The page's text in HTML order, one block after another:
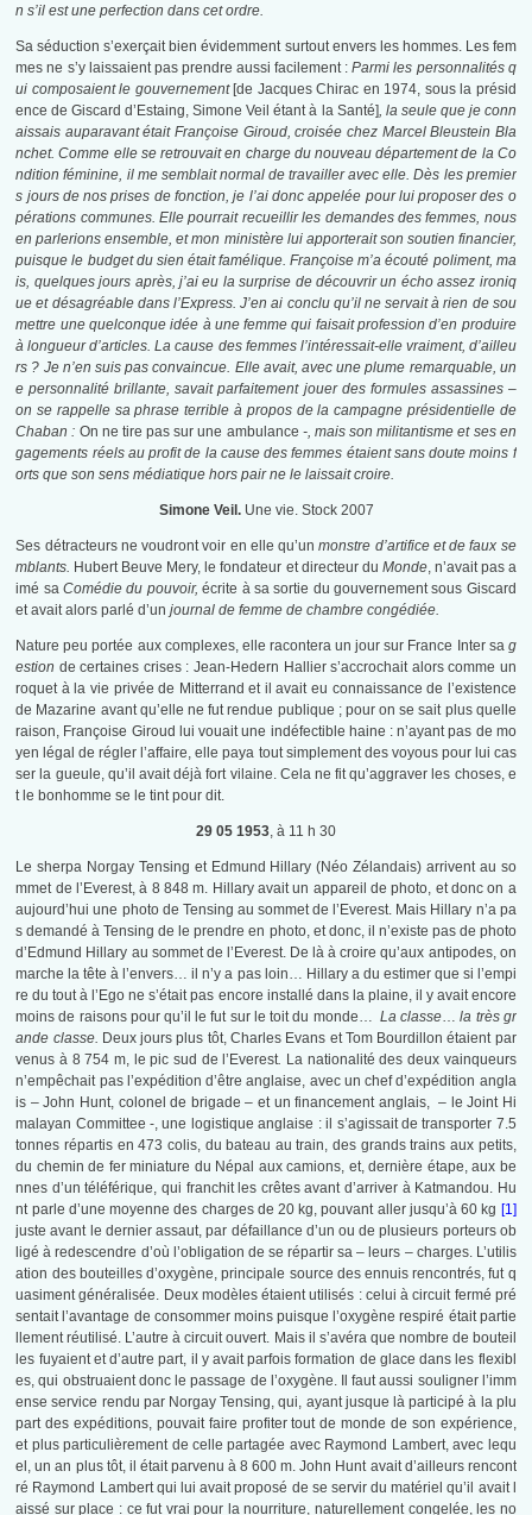
n s’il est une perfection dans cet ordre.
Sa séduction s’exerçait bien évidemment surtout envers les hommes. Les fem
mes ne s’y laissaient pas prendre aussi facilement :Parmi les personnalités q
ui composaient le gouvernement [de Jacques Chirac en 1974, sous la présid
ence de Giscard d’Estaing, Simone Veil étant à la Santé], la seule que je conn
aissais auparavant était Françoise Giroud, croisée chez Marcel Bleustein Bla
nchet. Comme elle se retrouvait en charge du nouveau département de la Co
ndition féminine, il me semblait normal de travailler avec elle. Dès les premier
s jours de nos prises de fonction, je l’ai donc appelée pour lui proposer des o
pérations communes. Elle pourrait recueillir les demandes des femmes, nous
en parlerions ensemble, et mon ministère lui apporterait son soutien financier,
puisque le budget du sien était famélique. Françoise m’a écouté poliment, ma
is, quelques jours après, j’ai eu la surprise de découvrir un écho assez ironiq
ue et désagréable dans l’Express. J’en ai conclu qu’il ne servait à rien de sou
mettre une quelconque idée à une femme qui faisait profession d’en produire
à longueur d’articles. La cause des femmes l’intéressait-elle vraiment, d’ailleu
rs ? Je n’en suis pas convaincue. Elle avait, avec une plume remarquable, un
e personnalité brillante, savait parfaitement jouer des formules assassines –
on se rappelle sa phrase terrible à propos de la campagne présidentielle de
Chaban : On ne tire pas sur une ambulance -, mais son militantisme et ses en
gagements réels au profit de la cause des femmes étaient sans doute moins f
orts que son sens médiatique hors pair ne le laissait croire.
Simone Veil. Une vie. Stock 2007
Ses détracteurs ne voudront voir en elle qu’unmonstre d’artifice et de faux se
mblants. Hubert Beuve Mery, le fondateur et directeur du Monde, n’avait pas a
imé saComédie du pouvoir, écrite à sa sortie du gouvernement sous Giscard
et avait alors parlé d’unjournal de femme de chambre congédiée.
Nature peu portée aux complexes, elle racontera un jour sur France Inter sa g
estion de certaines crises : Jean-Hedern Hallier s’accrochait alors comme un
roquet à la vie privée de Mitterrand et il avait eu connaissance de l’existence
de Mazarine avant qu’elle ne fut rendue publique ; pour on se sait plus quelle
raison, Françoise Giroud lui vouait une indéfectible haine : n’ayant pas de mo
yen légal de régler l’affaire, elle paya tout simplement des voyous pour lui cas
ser la gueule, qu’il avait déjà fort vilaine. Cela ne fit qu’aggraver les choses, e
t le bonhomme se le tint pour dit.
29 05 1953, à 11 h 30
Le sherpa Norgay Tensing et Edmund Hillary (Néo Zélandais) arrivent au so
mmet de l’Everest, à 8 848 m. Hillary avait un appareil de photo, et donc on a
aujourd’hui une photo de Tensing au sommet de l’Everest. Mais Hillary n’a pa
s demandé à Tensing de le prendre en photo, et donc, il n’existe pas de photo
d’Edmund Hillary au sommet de l’Everest. De là à croire qu’aux antipodes, on
marche la tête à l’envers… il n’y a pas loin… Hillary a du estimer que si l’empi
re du tout à l’Ego ne s’était pas encore installé dans la plaine, il y avait encore
moins de raisons pour qu’il le fut sur le toit du monde… La classe…la très gr
ande classe. Deux jours plus tôt, Charles Evans et Tom Bourdillon étaient par
venus à 8 754 m, le pic sud de l’Everest. La nationalité des deux vainqueurs
n’empêchait pas l’expédition d’être anglaise, avec un chef d’expédition angla
is – John Hunt, colonel de brigade – et un financement anglais, – le Joint Hi
malayan Committee -, une logistique anglaise : il s’agissait de transporter 7.5
tonnes répartis en 473 colis, du bateau au train, des grands trains aux petits,
du chemin de fer miniature du Népal aux camions, et, dernière étape, aux be
nnes d’un téléférique, qui franchit les crêtes avant d’arriver à Katmandou. Hu
nt parle d’une moyenne des charges de 20 kg, pouvant aller jusqu’à 60 kg [1]
juste avant le dernier assaut, par défaillance d’un ou de plusieurs porteurs ob
ligé à redescendre d’où l’obligation de se répartir sa – leurs – charges. L’utilis
ation des bouteilles d’oxygène, principale source des ennuis rencontrés, fut q
uasiment généralisée. Deux modèles étaient utilisés : celui à circuit fermé pré
sentait l’avantage de consommer moins puisque l’oxygène respiré était partie
llement réutilisé. L’autre à circuit ouvert. Mais il s’avéra que nombre de bouteil
les fuyaient et d’autre part, il y avait parfois formation de glace dans les flexibl
es, qui obstruaient donc le passage de l’oxygène. Il faut aussi souligner l’imm
ense service rendu par Norgay Tensing, qui, ayant jusque là participé à la plu
part des expéditions, pouvait faire profiter tout de monde de son expérience,
et plus particulièrement de celle partagée avec Raymond Lambert, avec lequ
el, un an plus tôt, il était parvenu à 8 600 m. John Hunt avait d’ailleurs rencont
ré Raymond Lambert qui lui avait proposé de se servir du matériel qu’il avait l
aissé sur place : ce fut vrai pour la nourriture, naturellement congelée, les no